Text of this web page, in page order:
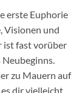
erste Euphorie
Visionen und
ist fast vorüber
zu Mauern auf
dir vielleicht